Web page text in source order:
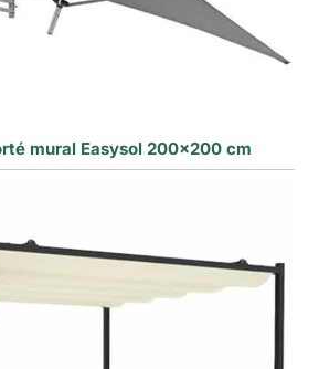
mural Easysol 200×200 cm